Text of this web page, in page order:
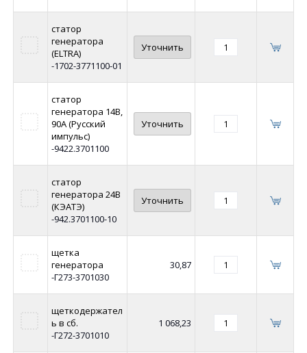
статор
генератора
(ELTRA)
-1702-3771100-01
Уточнить
статор
генератора 14В,
90А (Русский
импульс)
-9422.3701100
Уточнить
статор
генератора 24В
(КЭАТЭ)
-942.3701100-10
Уточнить
щетка
генератора
-Г273-3701030
30,87
щеткодержател
ь в сб.
-Г272-3701010
1 068,23